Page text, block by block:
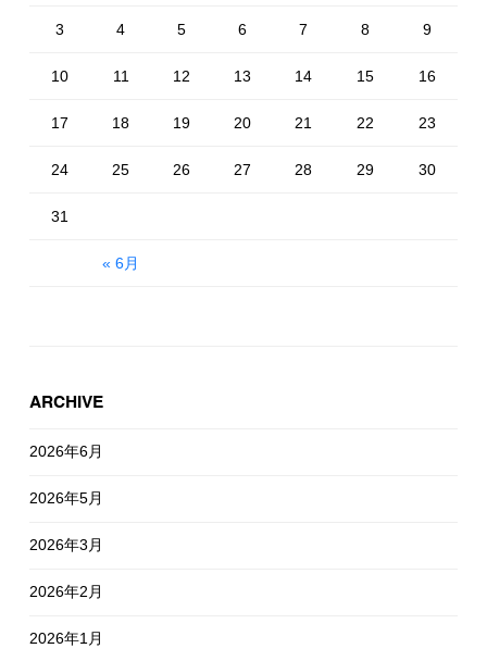
« 6月
3 4 5 6 7 8 9
10 11 12 13 14 15 16
17 18 19 20 21 22 23
24 25 26 27 28 29 30
31
ARCHIVE
2026年6月
2026年5月
2026年3月
2026年2月
2026年1月